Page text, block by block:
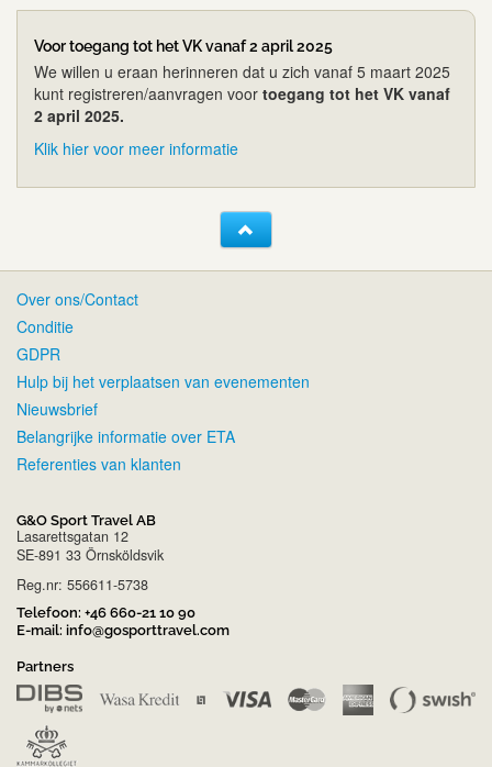
Voor toegang tot het VK vanaf 2 april 2025
We willen u eraan herinneren dat u zich vanaf 5 maart 2025
kunt registreren/aanvragen voor toegang tot het VK vanaf
2 april 2025.
Klik hier voor meer informatie
Over ons/Contact
Conditie
GDPR
Hulp bij het verplaatsen van evenementen
Nieuwsbrief
Belangrijke informatie over ETA
Referenties van klanten
G&O Sport Travel AB
Lasarettsgatan 12
SE-891 33 Örnsköldsvik
Reg.nr: 556611-5738
Telefoon: +46 660-21 10 90
E-mail: info@gosporttravel.com
Partners